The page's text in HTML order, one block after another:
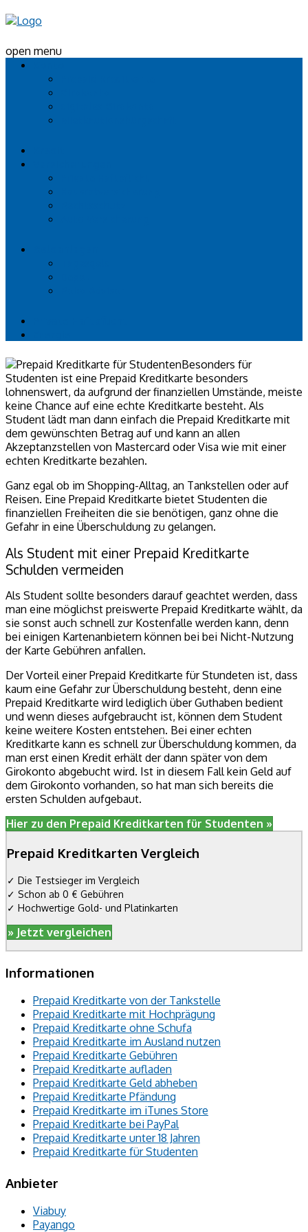
open menu
Besonders für
Studenten ist eine Prepaid Kreditkarte besonders
lohnenswert, da aufgrund der finanziellen Umstände, meiste
keine Chance auf eine echte Kreditkarte besteht. Als
Student lädt man dann einfach die Prepaid Kreditkarte mit
dem gewünschten Betrag auf und kann an allen
Akzeptanzstellen von Mastercard oder Visa wie mit einer
echten Kreditkarte bezahlen.
Ganz egal ob im Shopping-Alltag, an Tankstellen oder auf
Reisen. Eine Prepaid Kreditkarte bietet Studenten die
finanziellen Freiheiten die sie benötigen, ganz ohne die
Gefahr in eine Überschuldung zu gelangen.
Als Student mit einer Prepaid Kreditkarte
Schulden vermeiden
Als Student sollte besonders darauf geachtet werden, dass
man eine möglichst preiswerte Prepaid Kreditkarte wählt, da
sie sonst auch schnell zur Kostenfalle werden kann, denn
bei einigen Kartenanbietern können bei bei Nicht-Nutzung
der Karte Gebühren anfallen.
Der Vorteil einer Prepaid Kreditkarte für Stundeten ist, dass
kaum eine Gefahr zur Überschuldung besteht, denn eine
Prepaid Kreditkarte wird lediglich über Guthaben bedient
und wenn dieses aufgebraucht ist, können dem Student
keine weitere Kosten entstehen. Bei einer echten
Kreditkarte kann es schnell zur Überschuldung kommen, da
man erst einen Kredit erhält der dann später von dem
Girokonto abgebucht wird. Ist in diesem Fall kein Geld auf
dem Girokonto vorhanden, so hat man sich bereits die
ersten Schulden aufgebaut.
Hier zu den Prepaid Kreditkarten für Studenten »
Prepaid Kreditkarten Vergleich
✓ Die Testsieger im Vergleich
✓ Schon ab 0 € Gebühren
✓ Hochwertige Gold- und Platinkarten
» Jetzt vergleichen
Informationen
Prepaid Kreditkarte von der Tankstelle
Prepaid Kreditkarte mit Hochprägung
Prepaid Kreditkarte ohne Schufa
Prepaid Kreditkarte im Ausland nutzen
Prepaid Kreditkarte Gebühren
Prepaid Kreditkarte aufladen
Prepaid Kreditkarte Geld abheben
Prepaid Kreditkarte Pfändung
Prepaid Kreditkarte im iTunes Store
Prepaid Kreditkarte bei PayPal
Prepaid Kreditkarte unter 18 Jahren
Prepaid Kreditkarte für Studenten
Anbieter
Viabuy
Payango